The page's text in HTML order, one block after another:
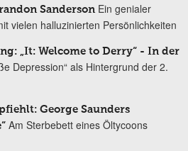
Sanderson Ein genialer
vielen halluzinierten Persönlichkeiten
„It: Welcome to Derry“ - In der
Depression“ als Hintergrund der 2.
George Saunders
Am Sterbebett eines Öltycoons